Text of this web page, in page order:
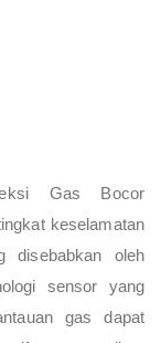
Gas Bocor
keselamatan
disebabkan oleh
sensor yang
gas dapat